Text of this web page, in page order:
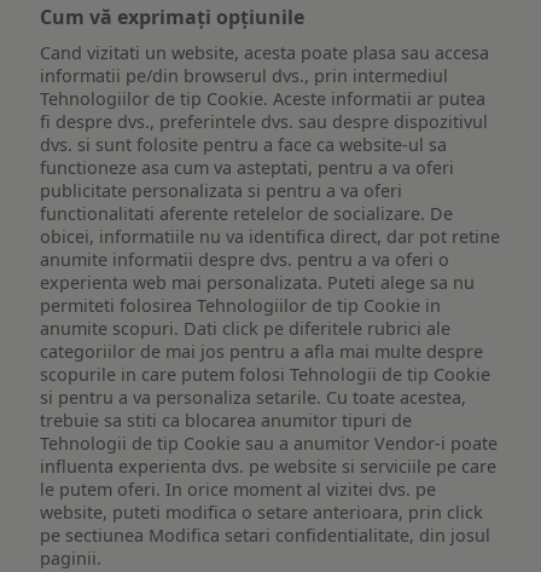
Cum vă exprimați opțiunile
Cand vizitati un website, acesta poate plasa sau accesa
informatii pe/din browserul dvs., prin intermediul
Tehnologiilor de tip Cookie. Aceste informatii ar putea
fi despre dvs., preferintele dvs. sau despre dispozitivul
dvs. si sunt folosite pentru a face ca website-ul sa
functioneze asa cum va asteptati, pentru a va oferi
publicitate personalizata si pentru a va oferi
functionalitati aferente retelelor de socializare. De
obicei, informatiile nu va identifica direct, dar pot retine
anumite informatii despre dvs. pentru a va oferi o
experienta web mai personalizata. Puteti alege sa nu
permiteti folosirea Tehnologiilor de tip Cookie in
anumite scopuri. Dati click pe diferitele rubrici ale
categoriilor de mai jos pentru a afla mai multe despre
scopurile in care putem folosi Tehnologii de tip Cookie
si pentru a va personaliza setarile. Cu toate acestea,
trebuie sa stiti ca blocarea anumitor tipuri de
Tehnologii de tip Cookie sau a anumitor Vendor-i poate
influenta experienta dvs. pe website si serviciile pe care
le putem oferi. In orice moment al vizitei dvs. pe
website, puteti modifica o setare anterioara, prin click
pe sectiunea Modifica setari confidentialitate, din josul
paginii.